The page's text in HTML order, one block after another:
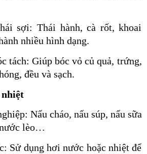
sợi: Thái hành, cà rốt, khoai
nhiều hình dạng.
tách: Giúp bóc vỏ củ quả, trứng,
đều và sạch.
nhiệt
Nấu cháo, nấu súp, nấu sữa
nước lèo…
Sử dụng hơi nước hoặc nhiệt để